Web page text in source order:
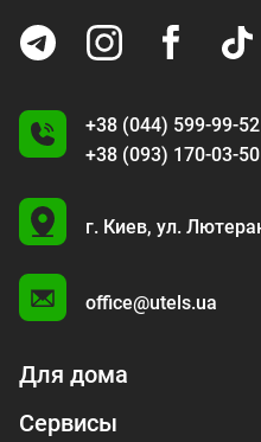
+38 (044) 599-99-52
+38 (093) 170-03-50
U
г. Киев, ул.
office@utels.ua
Для дома
Сервисы